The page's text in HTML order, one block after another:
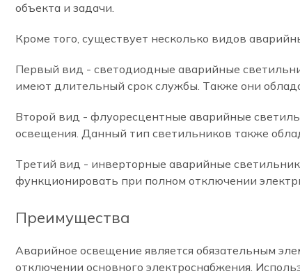
объекта и задачи.
Кроме того, существует несколько видов
Первый вид - светодиодные аварийные
имеют длительный срок службы. Также они
Второй вид - флуоресцентные аварийные
освещения. Данный тип светильников также
Третий вид - инверторные аварийные
функционировать при полном отключении
Преимущества
Аварийное освещение является обязательным
отключении основного электроснабжения.